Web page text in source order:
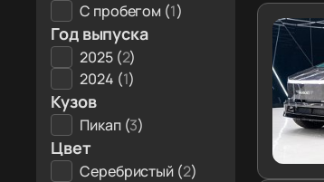
С пробегом (1)
Год выпуска
2025 (2)
2024 (1)
Кузов
Пикап (3)
Цвет
Серебристый (2)